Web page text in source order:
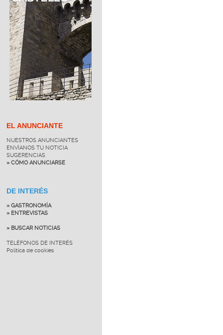
EL ANUNCIANTE
NUESTROS ANUNCIANTES
ENVÍANOS TU NOTICIA
SUGERENCIAS
» CÓMO ANUNCIARSE
DE INTERÉS
» GASTRONOMÍA
» ENTREVISTAS
» BUSCAR NOTICIAS
TELÉFONOS DE INTERÉS
Política de cookies